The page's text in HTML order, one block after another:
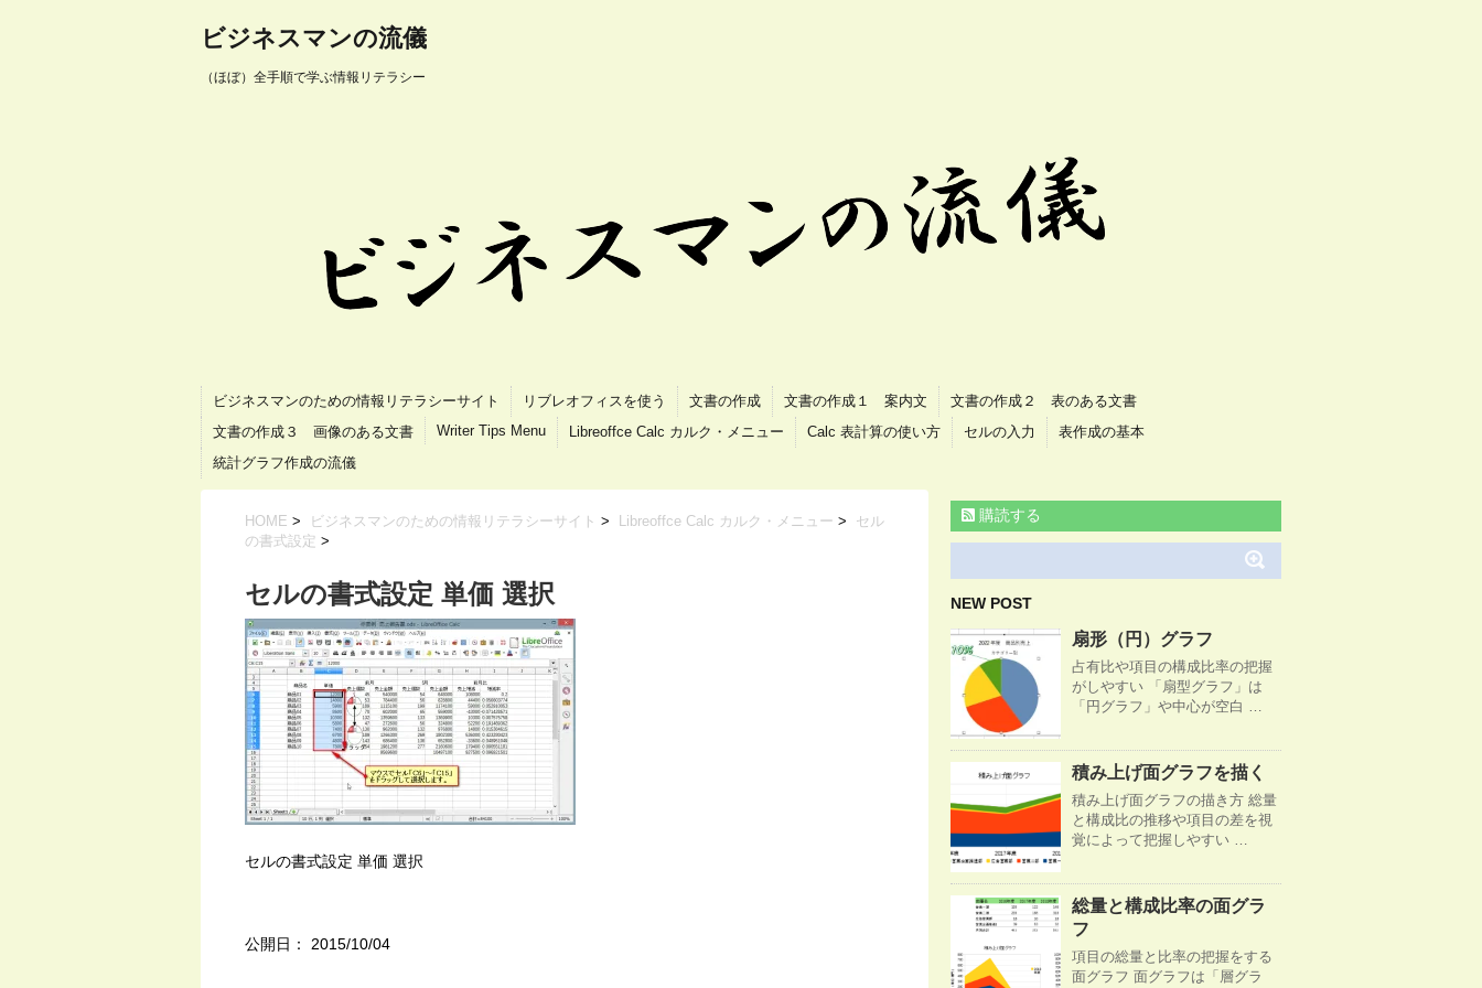
ビジネスマンの流儀
（ほぼ）全手順で学ぶ情報リテラシー
ビジネスマンのための情報リテラシーサイト リブレオフィスを使う 文書の作成 文書の作成１ 案内文
文書の作成２ 表のある文書
文書の作成３ 画像のある文書
Writer Tips Menu Libreoffce Calc カルク・メニュー Calc 表計算の使い方 セルの入力
表作成の基本
統計グラフ作成の流儀
HOME > ビジネスマンのための情報リテラシーサイト > Libreoffce Calc カルク・メニュー > セル
の書式設定 >
セルの書式設定 単価 選択
セルの書式設定 単価 選択
公開日： 2015/10/04
購読する
NEW POST
扇形（円）グラフ
占有比や項目の構成比率の把握
がしやすい 「扇型グラフ」は
「円グラフ」や中心が空白 …
積み上げ面グラフを描く
積み上げ面グラフの描き方 総量
と構成比の推移や項目の差を視
覚によって把握しやすい …
総量と構成比率の面グラ
フ
項目の総量と比率の把握をする
面グラフ 面グラフは「層グラ